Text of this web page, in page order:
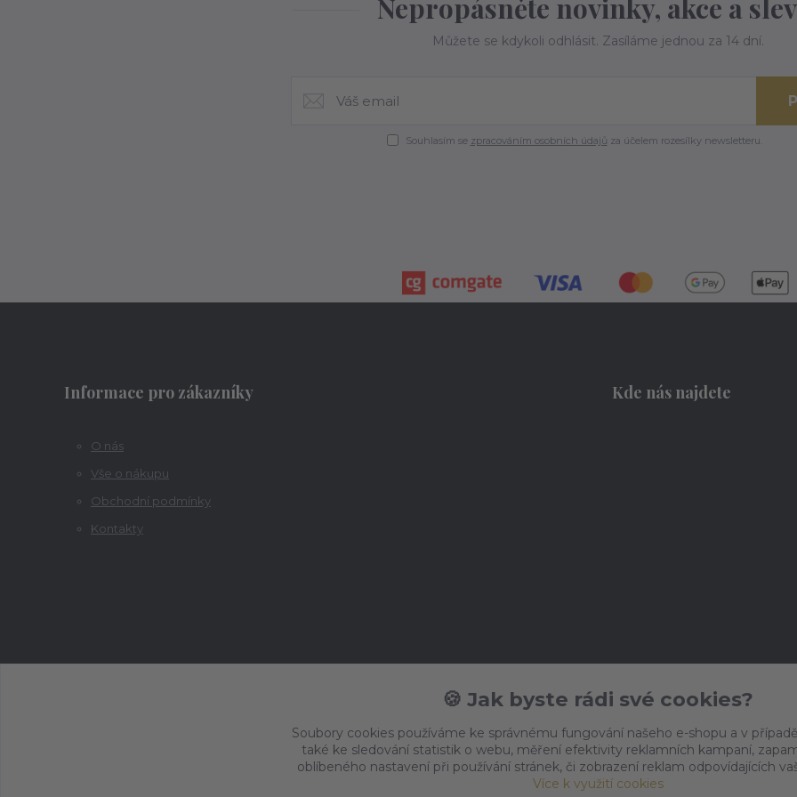
Nepropásněte novinky, akce a
Můžete se kdykoli odhlásit. Zasíláme jednou za 14 dní.
Souhlasím se zpracováním osobních údajů za účelem rozesílky newsletteru.
Informace pro zákazníky
O nás
Vše o nákupu
Obchodní podmínky
Kontakty
Kde nás najdete
🍪 Jak byste rádi své cookies?
Soubory cookies používáme ke správnému fungování našeho e-shopu a v
také ke sledování statistik o webu, měření efektivity reklamních kampaní,
oblíbeného nastavení při používání stránek, či zobrazení reklam odpovídajících
Více k využití cookies